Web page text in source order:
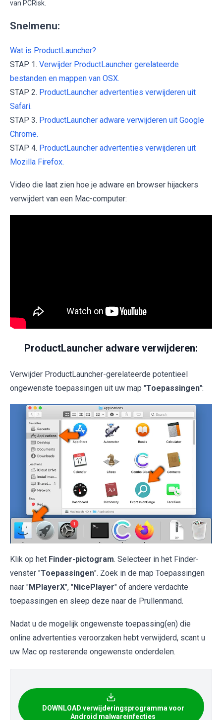
van PCRisk.
Snelmenu:
Wat is ProductLauncher?
STAP 1. Verwijder ProductLauncher gerelateerde
bestanden en mappen van OSX.
STAP 2. ProductLauncher advertenties verwijderen uit
Safari.
STAP 3. ProductLauncher adware verwijderen uit Google
Chrome.
STAP 4. ProductLauncher advertenties verwijderen uit
Mozilla Firefox.
Video die laat zien hoe je adware en browser hijackers
verwijdert van een Mac-computer:
ProductLauncher adware verwijderen:
Verwijder ProductLauncher-gerelateerde potentieel
ongewenste toepassingen uit uw map "Toepassingen":
Klik op het Finder-pictogram. Selecteer in het Finder-
venster "Toepassingen". Zoek in de map Toepassingen
naar "MPlayerX", "NicePlayer" of andere verdachte
toepassingen en sleep deze naar de Prullenmand.
Nadat u de mogelijk ongewenste toepassing(en) die
online advertenties veroorzaken hebt verwijderd, scant u
uw Mac op resterende ongewenste onderdelen.
DOWNLOAD verwijderingsprogramma voor
Android malwareinfecties